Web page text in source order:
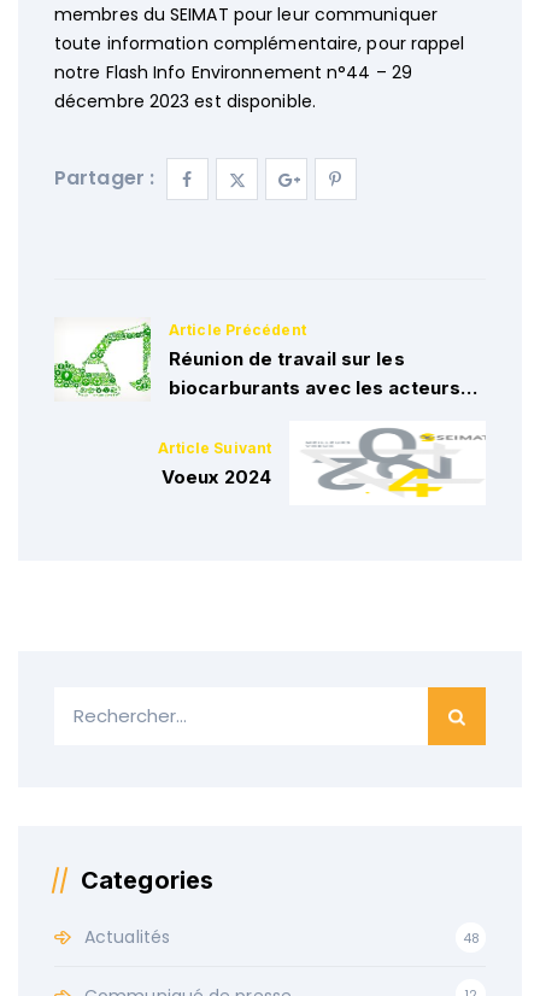
membres du SEIMAT pour leur communiquer
toute information complémentaire, pour rappel
notre Flash Info Environnement n°44 – 29
décembre 2023 est disponible.
Partager :
Réunion de travail sur les
biocarburants avec les acteurs
Voeux 2024
Categories
Actualités 48